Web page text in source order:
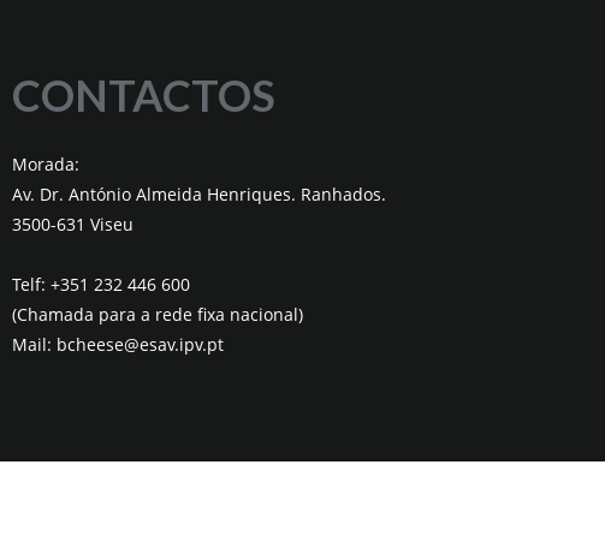
CONTACTOS
Morada:
Av. Dr. António Almeida Henriques. Ranhados.
3500-631 Viseu
Telf: +351 232 446 600
(Chamada para a rede fixa nacional)
Mail: bcheese@esav.ipv.pt